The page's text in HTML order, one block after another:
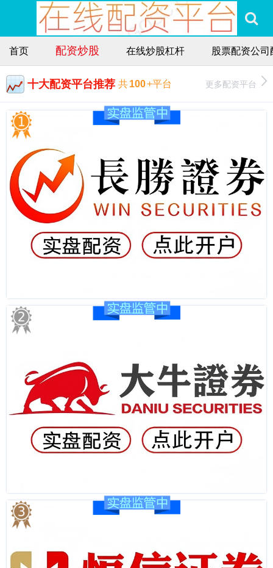
首页 配资炒股 在线炒股杠杆 股票配资公司
十大配资平台推荐 共100+平台 更多配资平台